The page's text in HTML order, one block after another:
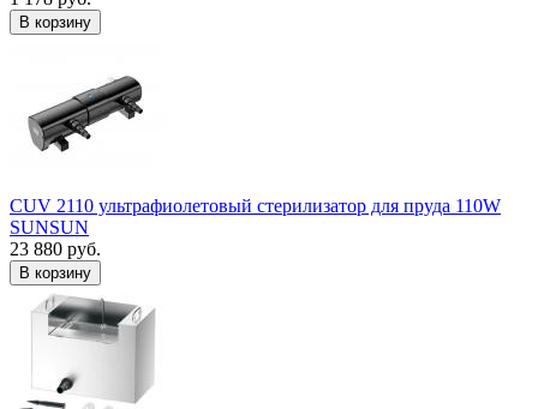
В корзину
CUV 2110 ультрафиолетовый стерилизатор для пруда 110W
SUNSUN
23 880 руб.
В корзину